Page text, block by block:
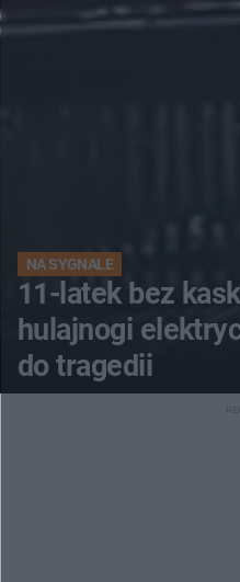
NA SYGNALE
11-latek bez
hulajnogi
do tragedii